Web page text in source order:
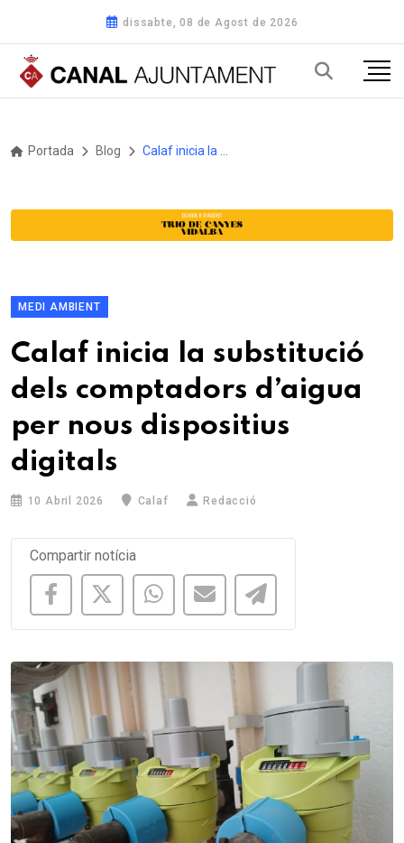
dissabte, 08 de Agost de 2026
Portada Blog
MEDI AMBIENT
Calaf inicia la substitució
dels comptadors d’aigua
per nous dispositius
digitals
10 Abril 2026 Calaf Redacció
Compartir notícia